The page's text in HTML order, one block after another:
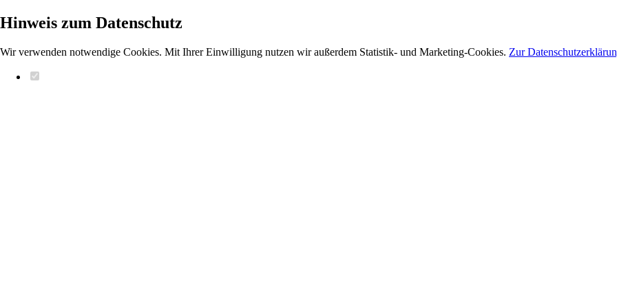
Hinweis zum Datenschutz
Wir verwenden notwendige Cookies. Mit Ihrer Einwilligung nutzen wir außerdem Statistik- und Marketing-Cookies. Zur